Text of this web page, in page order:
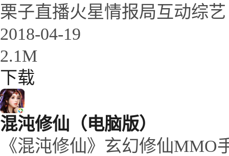
栗子直播火星情报局互动综艺
2018-04-19
2.1M
下载
混沌修仙（电脑版）
《混沌修仙》玄幻修仙